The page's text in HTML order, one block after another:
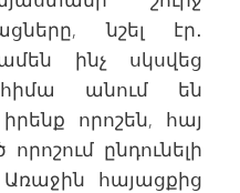
նշել էր․
ինչ սկսվեց
անում են
որոշեն, հայ
ընդունելի
հայացքից